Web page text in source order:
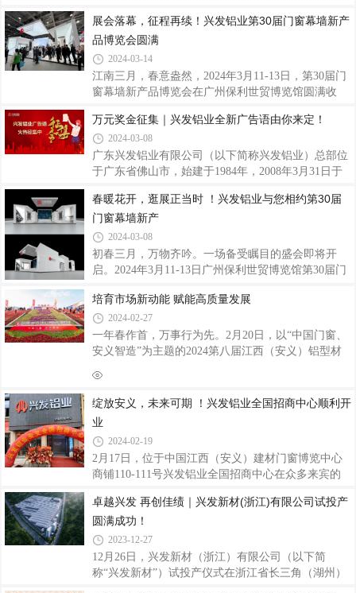
经营业绩实现了量的规模增长和质的有效提升，业绩
连续12年保持增长，被评为国家制造业单项冠
金属结构协会铝门窗幕墙分会发布了《第19次门窗幕
墙行业数据申报及统计工作》成果报告。同期，盛大
举行了2023-2024年度“TOP20幕墙工程”，以
及“TOP10材料品牌”大数据入库证书的颁发仪式！兴
发铝业再次荣登“建筑型材十大首选品牌”榜首，入库
牌,以始终如一的品质和口碑再次赢得了市场和业界的
肯定，展现卓越品牌力，为企业发展再添荣光。
展会落幕，征程再续！兴发铝业第30届门窗幕墙新产
品博览会圆满
2024-03-14
江南三月，春意盎然，2024年3月11-13日，第30届门
窗幕墙新产品博览会在广州保利世贸博览馆圆满收
此，求同存异、倾力发声，为行业留下了又一场精彩
全面的听觉和视觉盛宴。兴发铝业以多款创新门窗幕
墙系统产品及解决方案，向外展示兴发智造的实力，
吸引了大量的人流，纷纷驻足了解。产品是企业与顾
随着科技的不断发展和人们对于生活品质的追求，门
窗幕墙新产品层出不穷。SOWS110窗纱一体系统、
ESD125A提升推拉门系统、ENW65外开窗系统、
D196-
万元奖金征集｜兴发铝业全新广告语由你来定！
2024-03-08
广东兴发铝业有限公司（以下简称兴发铝业）总部位
于广东省佛山市，始建于1984年，2008年3月31日于
省广新控股集团有限公司（省属国企）和2018年中国
联塑集团控股有限公司相继入股兴发铝业，开创中国
铝型材行业国有、民营混合所有制之先河，是中国著
名的专业生产建筑铝型材、工业铝型材的大型企业，
跻身铝型材世界先进行列。目前在中国拥有七大生产
划，产品在高端铝合金挤压材市场保持着较高的市场
占有率，全球无数标志性大型重点建设工程项目如
春暖花开，逛展正当时 ！兴发铝业与您相约第30届
门窗幕墙新产
2024-03-08
初春三月，万物齐吟。一场备受瞩目的盛会即将开
启。2024年3月11-13日广州保利世贸博览馆第30届门
如期亮相，全方位呈现产品优势、核心技术、品牌以
及综合实力，与众多业内精英企业共同缔造一场门窗
幕墙行业盛宴。兴发铝业展位：3号馆3B26诚邀各界
客户朋友亲临现场，共赴盛会。「兴发铝业展位」兴
区、洽谈区等多方位人性化的布局规划，展现兴发铝
业品牌形象同时为参观者带来全新系统产品的体验，
培育市场新动能 赋能高质量发展
2024-02-27
一年春作首，万事行为先。2月20日，以“中国门窗、
安义智造”为主题的2024第八届江西（安义）铝型材
已成为行业标杆、铝材门窗人的默契之行，既展示了
铝型材及门窗行业的最新成果，更分享了未来行业发
展的趋势，围绕数字化、智能化、绿色化、定制化、
品牌化、国际化等发展方向让我们看到了铝型材及门
窗行业未来的无限可能。在这个日新月异的时代，创
新成为了行业发展的核心动力。2月18日，龙年首个
工作日，多个省份召开“新春第一会”，广东省委、省
政府召开全省高质量发展大会，黄坤明同志
绽放安义，未来可期 ！兴发铝业全国招商中心顺利开
业
2024-02-19
2月17日，位于中国江西（安义）建材门窗博览中心
商铺110-111号兴发铝业全国招商中心在众多来宾的
合作共赢、资源互补、共谋发展的康庄大道！也预示
着兴发铝业全国招商中心迎来了全新开始，未来可
期！兴发铝业作为铝型材行业龙头企业，自1984年成
立以来，兴发人团结拼搏、扎实奋进，一步一个脚
印，荣获无数嘉奖，现已是“国家制造业单项冠军示
卓越兴发 再创佳绩｜兴发新材(浙江)有限公司试投产
圆满成功！
2023-12-27
12月26日，兴发新材（浙江）有限公司（以下简
称“兴发新材”）试投产仪式在浙江省长三角（湖州）